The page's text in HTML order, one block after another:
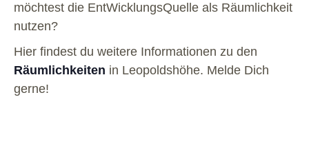
möchtest die EntWicklungsQuelle als Räumlichkeit
nutzen?
Hier findest du weitere Informationen zu den
Räumlichkeiten in Leopoldshöhe. Melde Dich
gerne!